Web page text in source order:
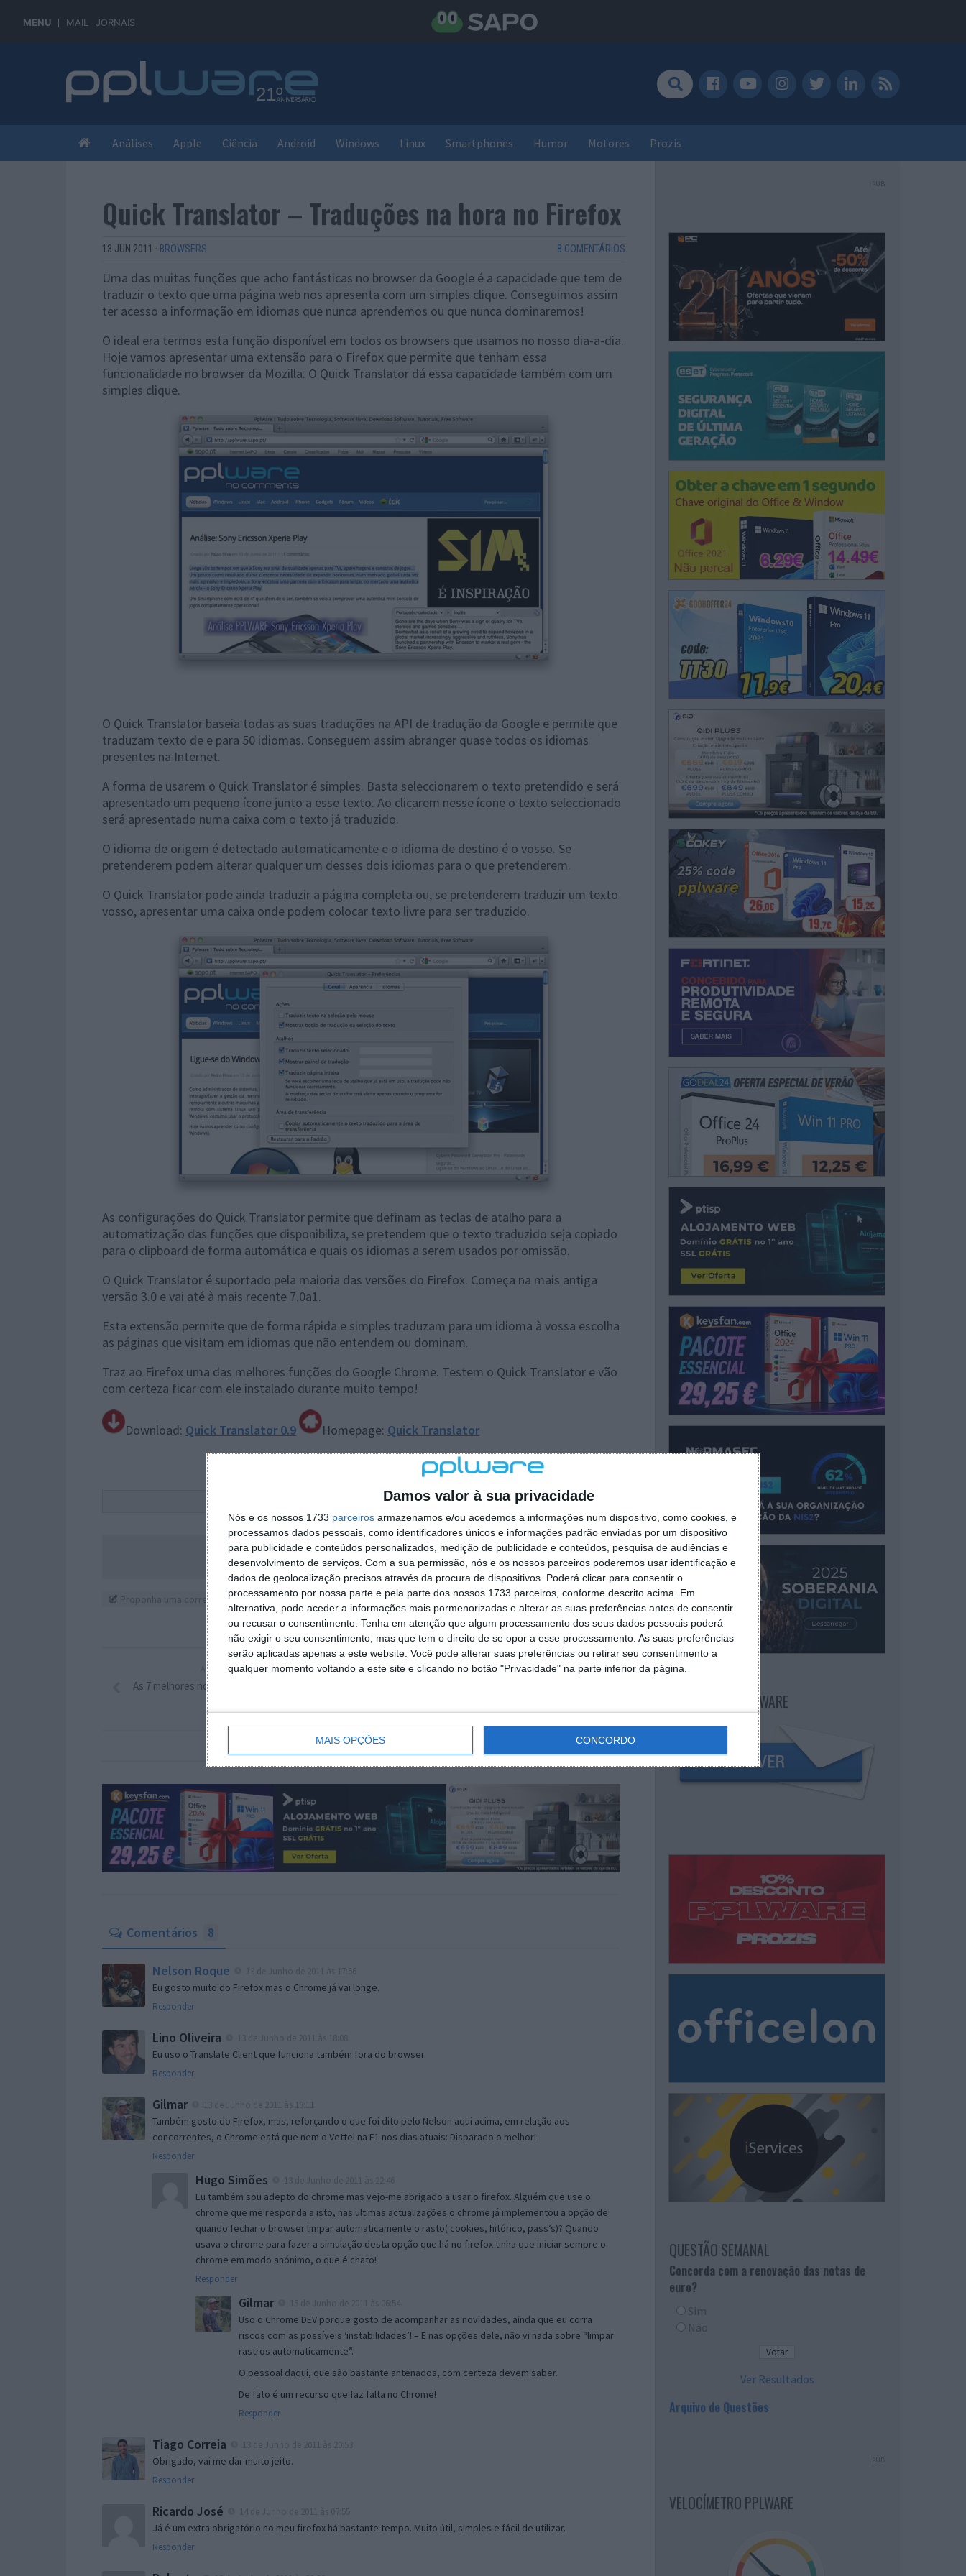
Damos valor à sua privacidade
Nós e os nossos 1733 parceiros armazenamos e/ou acedemos a informações num dispositivo, como cookies, e
processamos dados pessoais, como identificadores únicos e informações padrão enviadas por um dispositivo
para publicidade e conteúdos personalizados, medição de publicidade e conteúdos, pesquisa de audiências e
desenvolvimento de serviços. Com a sua permissão, nós e os nossos parceiros poderemos usar identificação e
dados de geolocalização precisos através da procura de dispositivos. Poderá clicar para consentir o
processamento por nossa parte e pela parte dos nossos 1733 parceiros, conforme descrito acima. Em
alternativa, pode aceder a informações mais pormenorizadas e alterar as suas preferências antes de consentir
ou recusar o consentimento. Tenha em atenção que algum processamento dos seus dados pessoais poderá
não exigir o seu consentimento, mas que tem o direito de se opor a esse processamento. As suas preferências
serão aplicadas apenas a este website. Você pode alterar suas preferências ou retirar seu consentimento a
qualquer momento voltando a este site e clicando no botão "Privacidade" na parte inferior da página.
MAIS OPÇÕES CONCORDO
MENU MAIL JORNAIS
Análises Apple Ciência Android Windows Linux Smartphones Humor Motores Prozis
Quick Translator – Traduções na hora no Firefox
13 JUN 2011 · BROWSERS 8 COMENTÁRIOS
Uma das muitas funções que acho fantásticas no browser da Google é a capacidade que tem de
traduzir o texto que uma página web nos apresenta com um simples clique. Conseguimos assim
ter acesso a informação em idiomas que nunca aprendemos ou que nunca dominaremos!
O ideal era termos esta função disponível em todos os browsers que usamos no nosso dia-a-dia.
Hoje vamos apresentar uma extensão para o Firefox que permite que tenham essa
funcionalidade no browser da Mozilla. O Quick Translator dá essa capacidade também com um
simples clique.
O Quick Translator baseia todas as suas traduções na API de tradução da Google e permite que
traduzam texto de e para 50 idiomas. Conseguem assim abranger quase todos os idiomas
presentes na Internet.
A forma de usarem o Quick Translator é simples. Basta seleccionarem o texto pretendido e será
apresentado um pequeno ícone junto a esse texto. Ao clicarem nesse ícone o texto seleccionado
será apresentado numa caixa com o texto já traduzido.
O idioma de origem é detectado automaticamente e o idioma de destino é o vosso. Se
pretenderem podem alterar qualquer um desses dois idiomas para o que pretenderem.
O Quick Translator pode ainda traduzir a página completa ou, se pretenderem traduzir um texto
vosso, apresentar uma caixa onde podem colocar texto livre para ser traduzido.
As configurações do Quick Translator permite que definam as teclas de atalho para a
automatização das funções que disponibiliza, se pretendem que o texto traduzido seja copiado
para o clipboard de forma automática e quais os idiomas a serem usados por omissão.
O Quick Translator é suportado pela maioria das versões do Firefox. Começa na mais antiga
versão 3.0 e vai até à mais recente 7.0a1.
Esta extensão permite que de forma rápida e simples traduzam para um idioma à vossa escolha
as páginas que visitam em idiomas que não entendem ou dominam.
Traz ao Firefox uma das melhores funções do Google Chrome. Testem o Quick Translator e vão
com certeza ficar com ele instalado durante muito tempo!
Download: Quick Translator 0.9 Homepage: Quick Translator
Este artigo tem mais de um ano
Acompanhe o Pplware no Google Notícias
Proponha uma correção, faça uma sugestão Autor:Pedro Simões
PRÓXIMO ARTIGO
ARTIGO ANTERIOR
As 7 melhores novidades do Mac OS X 10.7 Lion
Comentários 8
Nelson Roque
Eu gosto muito do Firefox mas o Chrome já vai longe.
Responder
Lino Oliveira
Eu uso o Translate Client que funciona também fora do browser.
Responder
Gilmar
Também gosto do Firefox, mas, reforçando o que foi dito pelo Nelson aqui acima, em relação aos
concorrentes, o Chrome está que nem o Vettel na F1 nos dias atuais: Disparado o melhor!
Responder
Hugo Simões
Eu também sou adepto do chrome mas vejo-me abrigado a usar o firefox. Alguém que use o
chrome que me responda a isto, nas ultimas actualizações o chrome já implementou a opção de
quando fechar o browser limpar automaticamente o rasto( cookies, hitórico, pass’s)? Quando
usava o chrome para fazer a simulação desta opção que há no firefox tinha que iniciar sempre o
chrome em modo anónimo, o que é chato!
Responder
Gilmar
Uso o Chrome DEV porque gosto de acompanhar as novidades, ainda que eu corra
riscos com as possíveis ‘instabilidades’! – E nas opções dele, não vi nada sobre “limpar
rastros automaticamente”.
O pessoal daqui, que são bastante antenados, com certeza devem saber.
De fato é um recurso que faz falta no Chrome!
Responder
Tiago Correia
Obrigado, vai me dar muito jeito.
Responder
Ricardo José
Já é um extra obrigatório no meu firefox há bastante tempo. Muito útil, simples e fácil de utilizar.
Responder
PUB
NEWSLETTER PPLWARE
QUESTÃO SEMANAL
Concorda com a renovação das notas de
euro?
Sim
Não
Ver Resultados
Arquivo de Questões
PUB
VELOCÍMETRO PPLWARE